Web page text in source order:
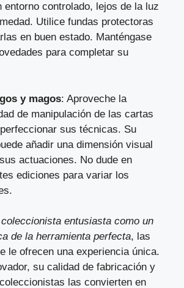
entorno controlado, lejos de la luz
Utilice fundas protectoras
en buen estado. Manténgase
para completar su
y magos: Aproveche la
de manipulación de las cartas
sus técnicas. Su
añadir una dimensión visual
actuaciones. No dude en
ediciones para variar los
entusiasta como un
de la herramienta perfecta, las
le ofrecen una experiencia única.
su calidad de fabricación y
las convierten en